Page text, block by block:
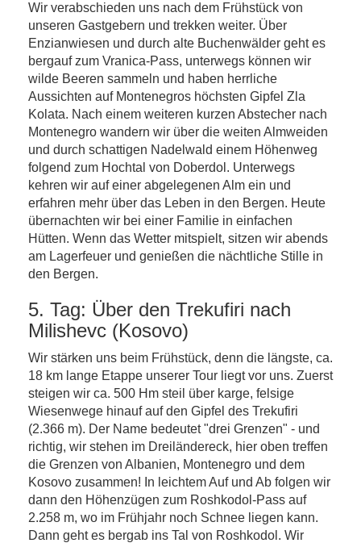
Wir verabschieden uns nach dem Frühstück von
unseren Gastgebern und trekken weiter. Über
Enzianwiesen und durch alte Buchenwälder geht es
bergauf zum Vranica-Pass, unterwegs können wir
wilde Beeren sammeln und haben herrliche
Aussichten auf Montenegros höchsten Gipfel Zla
Kolata. Nach einem weiteren kurzen Abstecher nach
Montenegro wandern wir über die weiten Almweiden
und durch schattigen Nadelwald einem Höhenweg
folgend zum Hochtal von Doberdol. Unterwegs
kehren wir auf einer abgelegenen Alm ein und
erfahren mehr über das Leben in den Bergen. Heute
übernachten wir bei einer Familie in einfachen
Hütten. Wenn das Wetter mitspielt, sitzen wir abends
am Lagerfeuer und genießen die nächtliche Stille in
den Bergen.
5. Tag: Über den Trekufiri nach
Milishevc (Kosovo)
Wir stärken uns beim Frühstück, denn die längste, ca.
18 km lange Etappe unserer Tour liegt vor uns. Zuerst
steigen wir ca. 500 Hm steil über karge, felsige
Wiesenwege hinauf auf den Gipfel des Trekufiri
(2.366 m). Der Name bedeutet "drei Grenzen" - und
richtig, wir stehen im Dreiländereck, hier oben treffen
die Grenzen von Albanien, Montenegro und dem
Kosovo zusammen! In leichtem Auf und Ab folgen wir
dann den Höhenzügen zum Roshkodol-Pass auf
2.258 m, wo im Frühjahr noch Schnee liegen kann.
Dann geht es bergab ins Tal von Roshkodol. Wir